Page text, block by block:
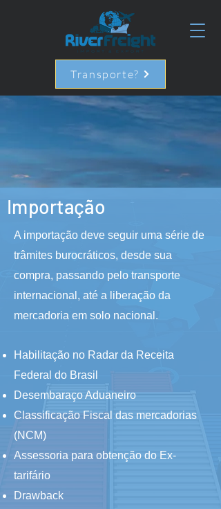
Transporte?
Importação
A importação deve seguir uma série de
trâmites burocráticos, desde sua
compra, passando pelo transporte
internacional, até a liberação da
mercadoria em solo nacional.
Habilitação no Radar da Receita
Federal do Brasil
Desembaraço Aduaneiro
Classificação Fiscal das mercadorias
(NCM)
Assessoria para obtenção do Ex-
tarifário
Drawback